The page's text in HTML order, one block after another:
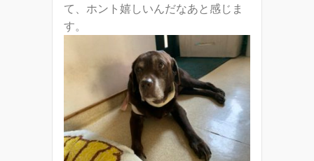
て、ホント嬉しいんだなあと感じま
す。